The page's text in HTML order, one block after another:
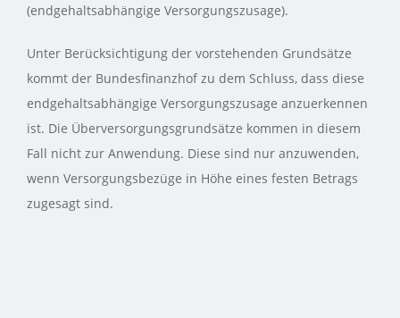
(endgehaltsabhängige Versorgungszusage).
Unter Berücksichtigung der vorstehenden Grundsätze
kommt der Bundesfinanzhof zu dem Schluss, dass diese
endgehaltsabhängige Versorgungszusage anzuerkennen
ist. Die Überversorgungsgrundsätze kommen in diesem
Fall nicht zur Anwendung. Diese sind nur anzuwenden,
wenn Versorgungsbezüge in Höhe eines festen Betrags
zugesagt sind.